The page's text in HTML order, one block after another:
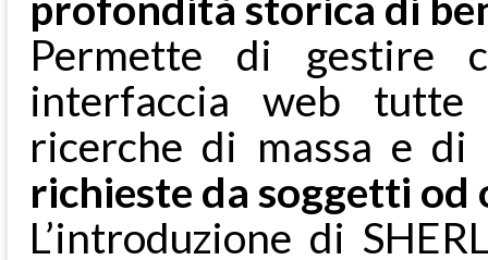
Permette di gestire
interfaccia web
ricerche di massa e
richieste da soggetti
L’introduzione di